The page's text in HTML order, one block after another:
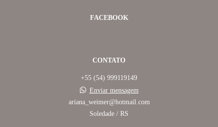
FACEBOOK
CONTATO
+55 (54) 999119149
Enviar mensagem
ariana_weimer@hotmail.com
Soledade / RS